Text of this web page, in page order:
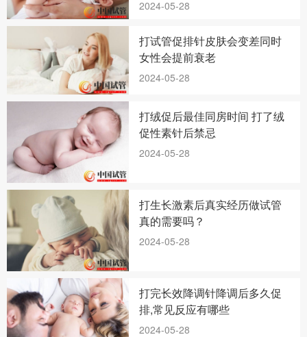
2024-05-28
打试管促排针皮肤会变差同时
女性会提前衰老
2024-05-28
打绒促后最佳同房时间 打了绒
促性素针后禁忌
2024-05-28
打生长激素后真实经历做试管
真的需要吗？
2024-05-28
打完长效降调针降调后多久促
排,常见反应有哪些
2024-05-28